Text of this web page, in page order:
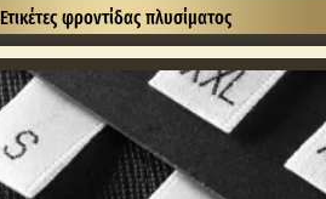
Ετικέτες φροντίδας πλυσίματος